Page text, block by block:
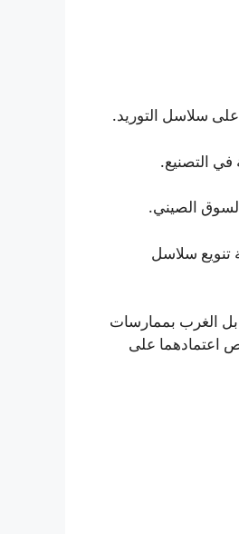
على سلاسل التوريد.
التصنيع.
الصيني.
تنويع سلاسل
الغرب بممارسات
اعتمادهما على